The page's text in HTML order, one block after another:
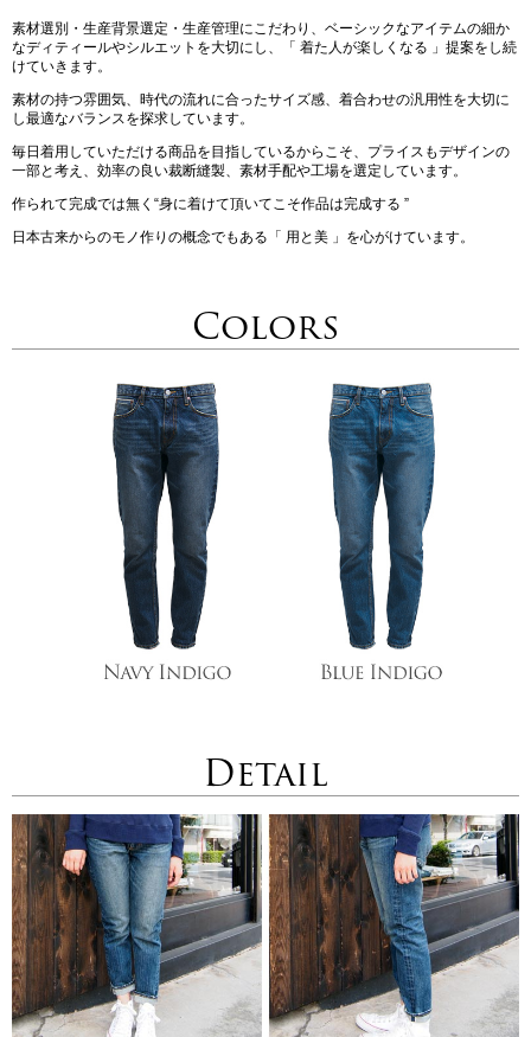
素材選別・生産背景選定・生産管理にこだわり、ベーシックなアイテムの細か
なディティールやシルエットを大切にし、「 着た人が楽しくなる 」提案をし続
けていきます。
素材の持つ雰囲気、時代の流れに合ったサイズ感、着合わせの汎用性を大切に
し最適なバランスを探求しています。
毎日着用していただける商品を目指しているからこそ、プライスもデザインの
一部と考え、効率の良い裁断縫製、素材手配や工場を選定しています。
作られて完成では無く“身に着けて頂いてこそ作品は完成する ”
日本古来からのモノ作りの概念でもある「 用と美 」を心がけています。
Colors
Detail